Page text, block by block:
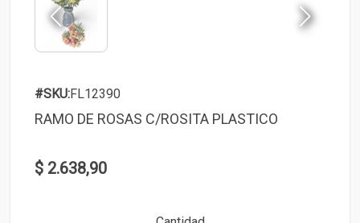
#SKU:FL12390
RAMO DE ROSAS C/ROSITA PLASTICO
$ 2.638,90